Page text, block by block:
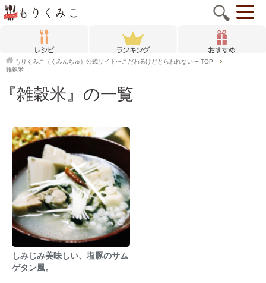
もりくみこ（くみんちゅ）公式サイト〜こだわるけどとらわれない〜 TOP
雑穀米
『雑穀米』の一覧
しみじみ美味しい、塩豚のサム
ゲタン風。